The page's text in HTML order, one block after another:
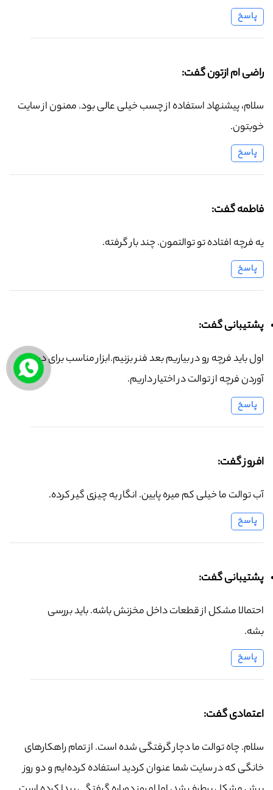
پاسخ
راضی ام ازتون گفت:
سلام، پیشنهاد استفاده از چسب خیلی عالی بود. ممنون از سایت
خوبتون.
پاسخ
فاطمه گفت:
یه فرچه افتاده تو توالتمون. چند بار گرفته.
پاسخ
پشتیبانی گفت:
اول باید فرچه رو در بیاریم بعد فنر بزنیم.ابزار مناسب برای در
آوردن فرچه از توالت در اختیار داریم.
پاسخ
افروز گفت:
آب توالت ما خیلی کم میره پایین. انگار یه چیزی گیر کرده.
پاسخ
پشتیبانی گفت:
احتمالا مشکل از قطعات داخل مخزنش باشه. باید بررسی
بشه.
پاسخ
اعتمادی گفت:
سلام. چاه توالت ما دچار گرفتگی شده است. از تمام راهکارهای
خانگی که در سایت شما عنوان کردید استفاده کرده‌ایم و دو روز